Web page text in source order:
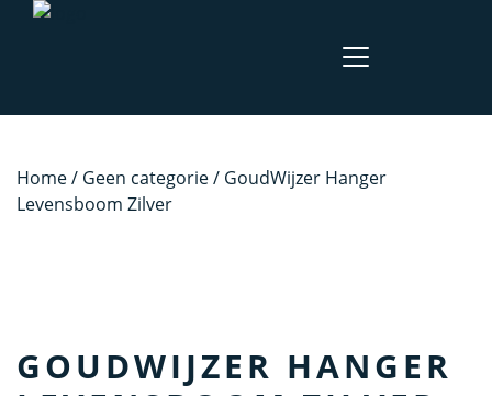
Home/ Geen categorie/ GoudWijzer Hanger
Levensboom Zilver
GOUDWIJZER HANGER